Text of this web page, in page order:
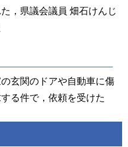
，県議会議員 畑石けんじ
玄関のドアや自動車に傷
る件で，依頼を受けた